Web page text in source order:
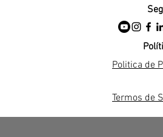
Politica de
Termos de